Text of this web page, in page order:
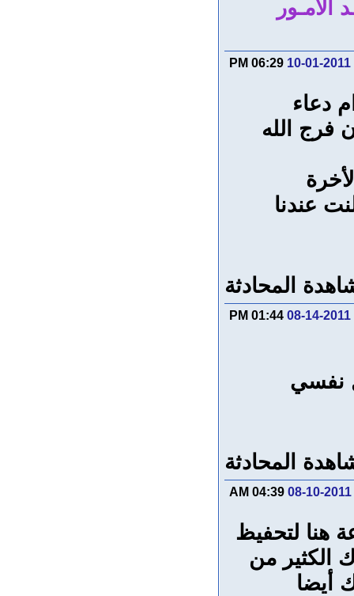
الأمـور
10-01-2011
06:29 PM
دعاء
فرج الله
عندنا
المحادثة
08-14-2011
01:44 PM
نفسي
المحادثة
08-10-2011
04:39 AM
هنا لتحفيظ
الكثير من
أيضا